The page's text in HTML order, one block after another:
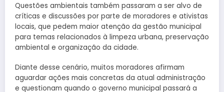
Questões ambientais também passaram a ser alvo de
críticas e discussões por parte de moradores e ativistas
locais, que pedem maior atenção da gestão municipal
para temas relacionados à limpeza urbana, preservação
ambiental e organização da cidade.
Diante desse cenário, muitos moradores afirmam
aguardar ações mais concretas da atual administração
e questionam quando o governo municipal passará a